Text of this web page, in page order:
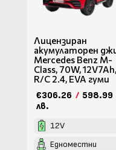
Лицензиран
акумулаторен
Mercedes Benz M-
Class, 70W, 12V7Ah,
R/C 2.4, EVA гуми
€306.26 / 598.99
лв.
12V
Едноместни